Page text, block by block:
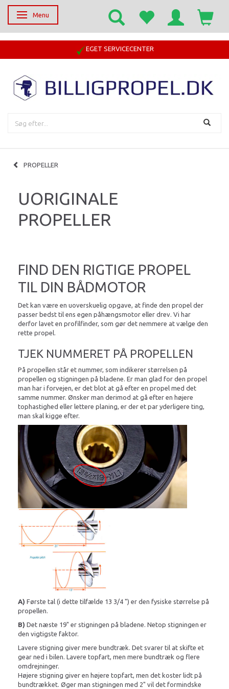
Skifte navigation
Menu
14 DAGE RETURRET
PROPELLER
UORIGINALE
PROPELLER
FIND DEN RIGTIGE PROPEL
TIL DIN BÅDMOTOR
Det kan være en uoverskuelig opgave, at finde den propel der
passer bedst til ens egen påhængsmotor eller drev. Vi har
derfor lavet en profilfinder, som gør det nemmere at vælge den
rette propel.
TJEK NUMMERET PÅ PROPELLEN
På propellen står et nummer, som indikerer størrelsen på
propellen og stigningen på bladene. Er man glad for den propel
man har i forvejen, er det blot at gå efter en propel med det
samme nummer. Ønsker man derimod at gå efter en højere
tophastighed eller lettere planing, er der et par yderligere ting,
man skal kigge efter.
A) Første tal (i dette tilfælde 13 3/4 ") er den fysiske størrelse på
propellen.
B) Det næste 19" er stigningen på bladene. Netop stigningen er
den vigtigste faktor.
Lavere stigning giver mere bundtræk. Det svarer til at skifte et
gear ned i bilen. Lavere topfart, men mere bundtræk og flere
omdrejninger.
Højere stigning giver en højere topfart, men det koster lidt på
bundtrækket. Øger man stigningen med 2" vil det formindske